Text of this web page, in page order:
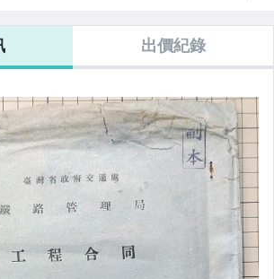
出價紀錄